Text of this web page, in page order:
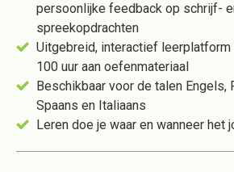
persoonlijke feedback op schrijf-
spreekopdrachten
Uitgebreid, interactief leerplatform
100 uur aan oefenmateriaal
Beschikbaar voor de talen Engels,
Spaans en Italiaans
Leren doe je waar en wanneer het